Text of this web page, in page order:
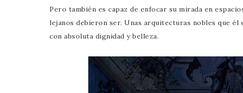
Pero también es capaz de enfocar su mirada en
lejanos debieron ser. Unas arquitecturas nobles que él
con absoluta dignidad y belleza.